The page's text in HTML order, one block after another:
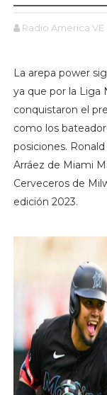
Radio America VE
La arepa power
ya que por la Liga
conquistaron el
como los
posiciones.
Arráez de Miami
Cerveceros de
edición 2023.